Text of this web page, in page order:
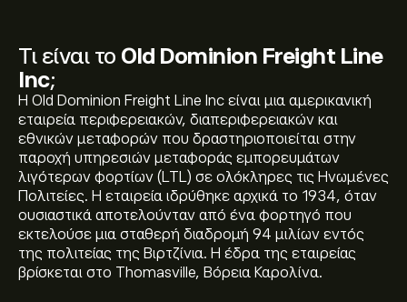
Τι είναι το Old Dominion Freight Line
Inc;
Η Old Dominion Freight Line Inc είναι μια αμερικανική
εταιρεία περιφερειακών, διαπεριφερειακών και
εθνικών μεταφορών που δραστηριοποιείται στην
παροχή υπηρεσιών μεταφοράς εμπορευμάτων
λιγότερων φορτίων (LTL) σε ολόκληρες τις Ηνωμένες
Πολιτείες. Η εταιρεία ιδρύθηκε αρχικά το 1934, όταν
ουσιαστικά αποτελούνταν από ένα φορτηγό που
εκτελούσε μια σταθερή διαδρομή 94 μιλίων εντός
της πολιτείας της Βιρτζίνια. Η έδρα της εταιρείας
βρίσκεται στο Thomasville, Βόρεια Καρολίνα.